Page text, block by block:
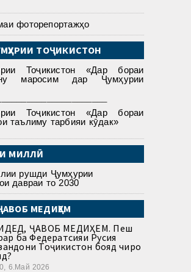
фоторепортажҳо
ТОҶИКИСТОН
Тоҷикистон «Дар бораи
маросим дар Ҷумҳурии
Тоҷикистон «Дар бораи
таълиму тарбияи кӯдак»
МИЛЛӢ
рушди Ҷумҳурии
давраи то 2030
МЕДИҲЕМ
ҶАВОБ МЕДИҲЕМ. Пеш
ба Федератсияи Русия
Тоҷикистон бояд чиро
6.Май 2026